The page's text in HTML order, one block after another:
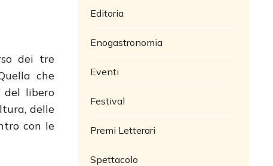
dei tre
che
del libero
delle
con le
Editoria
Enogastronomia
Eventi
Festival
Premi Letterari
Spettacolo